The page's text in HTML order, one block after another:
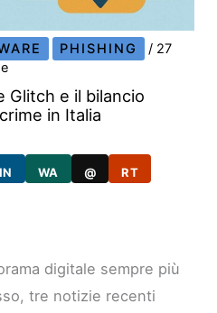
PHISHING / 27
Glitch e il bilancio
in Italia
IN WA @ RT
digitale sempre più
tre notizie recenti